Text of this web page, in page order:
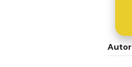
Autor